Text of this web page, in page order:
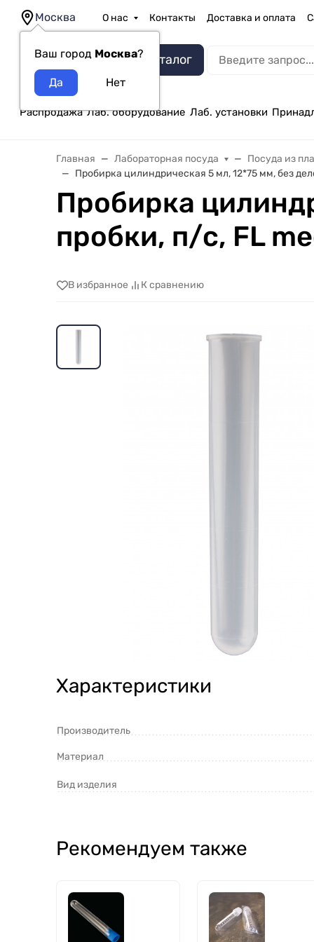
Москва
Ваш город Москва?
О нас Контакты Доставка и оплата
Каталог
Распродажа Лаб. оборудование Лаб. установки
Главная Лабораторная посуда Посуда из
Пробирка цилиндрическая 5 мл, 12*75 мм, без
Пробирка
пробки, п/с, FL
В избранное К сравнению
Характеристики
Производитель
Материал
Вид изделия
Рекомендуем также